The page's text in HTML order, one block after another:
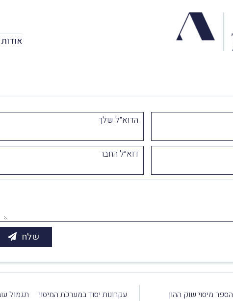
אודות
הדוא״ל שלך
דוא״ל החבר
הספר מיסוי שוק ההון
עקרונות יסוד במערכת המיסוי
תגמול